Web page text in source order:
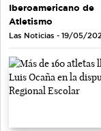
Iberoamericano de
Atletismo
Las Noticias - 19/05/